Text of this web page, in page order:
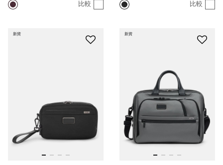
比較 比較
新貨 新貨